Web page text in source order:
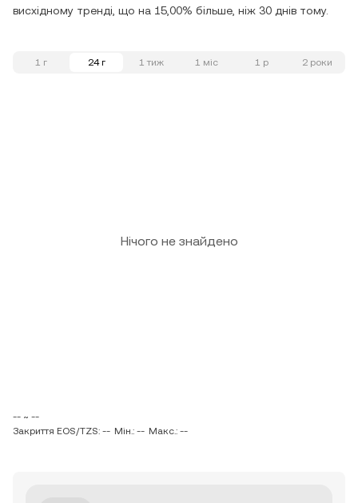
висхідному тренді, що на 15,00% більше, ніж 30 днів тому.
1 г 24 г 1 тиж 1 міс 1 р 2 роки
Нічого не знайдено
-- ~ --
Закриття EOS/TZS: -- Мін.: -- Макс.: --